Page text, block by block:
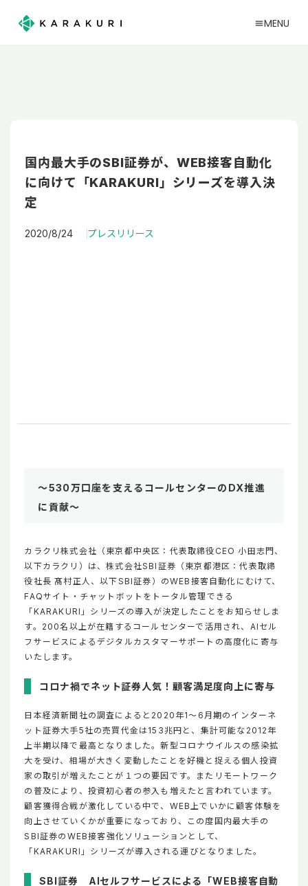
menuMENU
国内最大手のSBI証券が、WEB接客自動化
に向けて「KARAKURI」シリーズを導入決
定
プレスリリース
2020/8/24
～530万口座を支えるコールセンターのDX推進
に貢献～
カラクリ株式会社（東京都中央区：代表取締役CEO 小田志門、
以下カラクリ）は、株式会社SBI証券（東京都港区：代表取締
役社長 髙村正人、以下SBI証券）のWEB接客自動化にむけて、
FAQサイト・チャットボットをトータル管理できる
「KARAKURI」シリーズの導入が決定したことをお知らせしま
す。200名以上が在籍するコールセンターで活用され、AIセル
フサービスによるデジタルカスタマーサポートの高度化に寄与
いたします。​​​​​​​
コロナ禍でネット証券人気！顧客満足度向上に寄与
日本経済新聞社の調査によると2020年1～6月期のインターネ
ット証券大手5社の売買代金は153兆円と、集計可能な2012年
上半期以降で最高となりました。新型コロナウイルスの感染拡
大を受け、相場が大きく変動したことを好機と捉える個人投資
家の取引が増えたことが１つの要因です。またリモートワーク
の普及により、投資初心者の参入も増えたと言われています。
顧客獲得合戦が激化している中で、WEB上でいかに顧客体験を
向上させていくかが重要になっており、この度国内最大手の
SBI証券のWEB接客強化ソリューションとして、
「KARAKURI」シリーズが導入される運びとなりました。
SBI証券 AIセルフサービスによる「WEB接客自動